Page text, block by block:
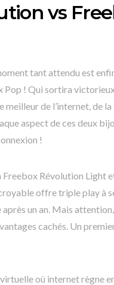
vs
tant attendu est
Pop ! Qui sortira
de l’internet, de
aspect de ces deux
!
Freebox Révolution Light
offre triple play à
un an. Mais
cachés. Un
où internet règne